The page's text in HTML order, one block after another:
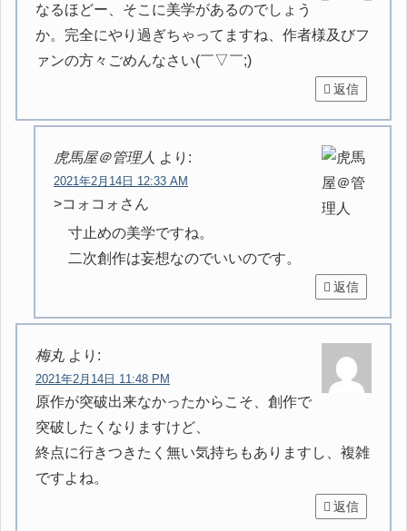
なるほどー、そこに美学があるのでしょう
か。完全にやり過ぎちゃってますね、作者様及びフ
ァンの方々ごめんなさい(￣▽￣;)
返信
虎馬屋＠管理人 より:
2021年2月14日 12:33 AM
>コォコォさん
寸止めの美学ですね。
二次創作は妄想なのでいいのです。
返信
梅丸 より:
2021年2月14日 11:48 PM
原作が突破出来なかったからこそ、創作で
突破したくなりますけど、
終点に行きつきたく無い気持ちもありますし、複雑
ですよね。
返信